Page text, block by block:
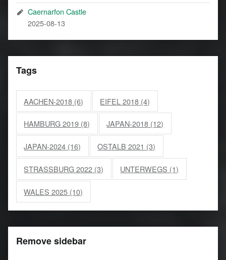
Caernarfon Castle
2025-08-13
Tags
AACHEN-2018 (6) EIFEL 2018 (4)
HAMBURG 2019 (8) JAPAN-2018 (12)
JAPAN-2024 (16) OSTALB 2021 (3)
STRASSBURG 2022 (3) UNTERWEGS (1)
WALES 2025 (10)
Remove sidebar